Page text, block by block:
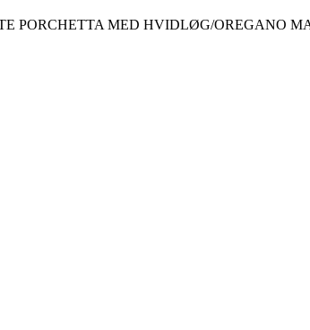
PORCHETTA MED HVIDLØG/OREGANO